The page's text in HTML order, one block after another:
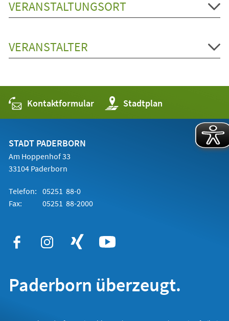
VERANSTALTUNGSORT
VERANSTALTER
Kontaktformular Stadtplan
(Öffnet
in
einem
STADT PADERBORN
Am Hoppenhof 33
33104 Paderborn
Telefon: 05251 88-0
Fax:
05251 88-2000
Paderborn überzeugt.